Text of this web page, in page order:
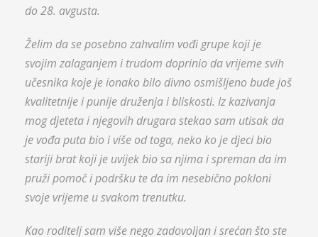
do 28. avgusta.
Želim da se posebno zahvalim vođi grupe koji je
svojim zalaganjem i trudom doprinio da vrijeme svih
učesnika koje je ionako bilo divno osmišljeno bude još
kvalitetnije i punije druženja i bliskosti. Iz kazivanja
mog djeteta i njegovih drugara stekao sam utisak da
je vođa puta bio i više od toga, neko ko je djeci bio
stariji brat koji je uvijek bio sa njima i spreman da im
pruži pomoč i podršku te da im nesebično pokloni
svoje vrijeme u svakom trenutku.
Kao roditelj sam više nego zadovoljan i srećan što ste